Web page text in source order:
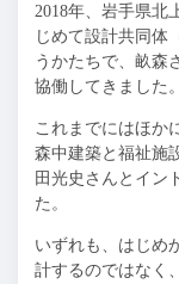
2018年、岩手県北
じめて設計共同体
うかたちで、畝森
協働してきました。
これまでにはほか
森中建築と福祉施
田光史さんとイン
た。
いずれも、はじめ
計するのではなく